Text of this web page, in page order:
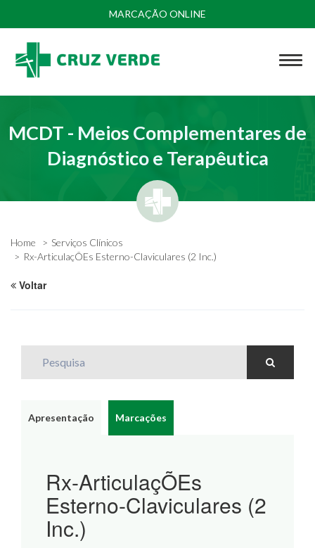
MARCAÇÃO ONLINE
MCDT - Meios Complementares de
Diagnóstico e Terapêutica
Home
Serviços Clínicos
Rx-ArticulaçÕEs Esterno-Claviculares (2 Inc.)
Voltar
Apresentação Marcações
Rx-ArticulaçÕEs
Esterno-Claviculares (2
Inc.)